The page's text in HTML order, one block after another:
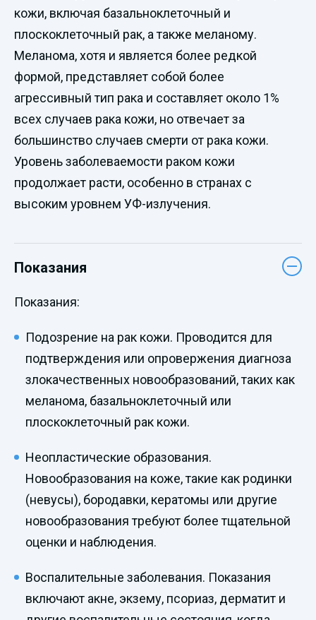
кожи, включая базальноклеточный и
плоскоклеточный рак, а также меланому.
Меланома, хотя и является более редкой
формой, представляет собой более
агрессивный тип рака и составляет около 1%
всех случаев рака кожи, но отвечает за
большинство случаев смерти от рака кожи.
Уровень заболеваемости раком кожи
продолжает расти, особенно в странах с
высоким уровнем УФ-излучения.
Показания
Показания:
Подозрение на рак кожи. Проводится для
подтверждения или опровержения диагноза
злокачественных новообразований, таких как
меланома, базальноклеточный или
плоскоклеточный рак кожи.
Неопластические образования.
Новообразования на коже, такие как родинки
(невусы), бородавки, кератомы или другие
новообразования требуют более тщательной
оценки и наблюдения.
Воспалительные заболевания. Показания
включают акне, экзему, псориаз, дерматит и